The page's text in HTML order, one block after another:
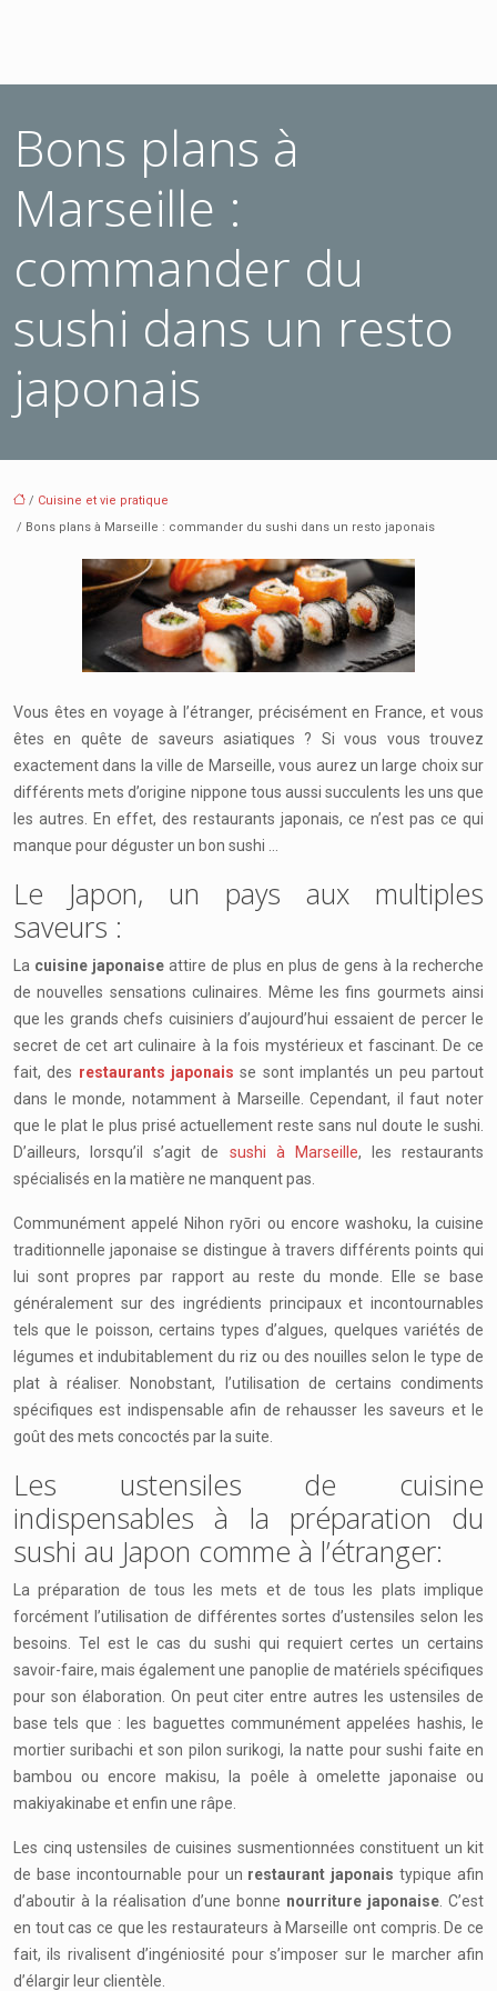
Bons plans à
Marseille :
commander du
sushi dans un resto
japonais
/ Cuisine et vie pratique
/ Bons plans à Marseille : commander du sushi dans un resto japonais
Vous êtes en voyage à l’étranger, précisément en France, et vous
êtes en quête de saveurs asiatiques ? Si vous vous trouvez
exactement dans la ville de Marseille, vous aurez un large choix sur
différents mets d’origine nippone tous aussi succulents les uns que
les autres. En effet, des restaurants japonais, ce n’est pas ce qui
manque pour déguster un bon sushi …
Le Japon, un pays aux multiples
saveurs :
La cuisine japonaise attire de plus en plus de gens à la recherche
de nouvelles sensations culinaires. Même les fins gourmets ainsi
que les grands chefs cuisiniers d’aujourd’hui essaient de percer le
secret de cet art culinaire à la fois mystérieux et fascinant. De ce
fait, des restaurants japonais se sont implantés un peu partout
dans le monde, notamment à Marseille. Cependant, il faut noter
que le plat le plus prisé actuellement reste sans nul doute le sushi.
D’ailleurs, lorsqu’il s’agit de sushi à Marseille, les restaurants
spécialisés en la matière ne manquent pas.
Communément appelé Nihon ryōri ou encore washoku, la cuisine
traditionnelle japonaise se distingue à travers différents points qui
lui sont propres par rapport au reste du monde. Elle se base
généralement sur des ingrédients principaux et incontournables
tels que le poisson, certains types d’algues, quelques variétés de
légumes et indubitablement du riz ou des nouilles selon le type de
plat à réaliser. Nonobstant, l’utilisation de certains condiments
spécifiques est indispensable afin de rehausser les saveurs et le
goût des mets concoctés par la suite.
Les ustensiles de cuisine
indispensables à la préparation du
sushi au Japon comme à l’étranger:
La préparation de tous les mets et de tous les plats implique
forcément l’utilisation de différentes sortes d’ustensiles selon les
besoins. Tel est le cas du sushi qui requiert certes un certains
savoir-faire, mais également une panoplie de matériels spécifiques
pour son élaboration. On peut citer entre autres les ustensiles de
base tels que : les baguettes communément appelées hashis, le
mortier suribachi et son pilon surikogi, la natte pour sushi faite en
bambou ou encore makisu, la poêle à omelette japonaise ou
makiyakinabe et enfin une râpe.
Les cinq ustensiles de cuisines susmentionnées constituent un kit
de base incontournable pour un restaurant japonais typique afin
d’aboutir à la réalisation d’une bonne nourriture japonaise . C’est
en tout cas ce que les restaurateurs à Marseille ont compris. De ce
fait, ils rivalisent d’ingéniosité pour s’imposer sur le marcher afin
d’élargir leur clientèle.